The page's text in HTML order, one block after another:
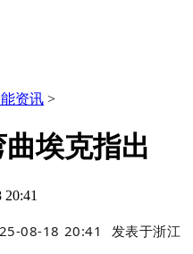
资讯 >
埃克指出
08-18 20:41 发表于浙江